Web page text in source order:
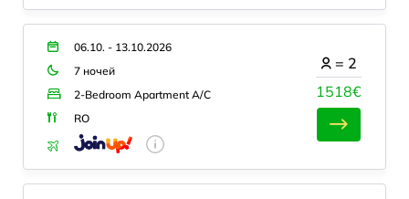
06.10. - 13.10.2026
7 ночей
2-Bedroom Apartment A/C
RO
1518€
= 2